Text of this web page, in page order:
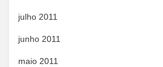
julho 2011
junho 2011
maio 2011